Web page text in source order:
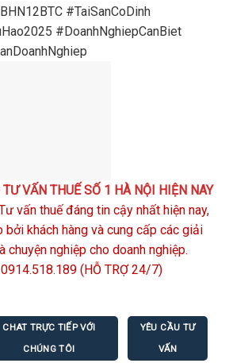
#TaiSanCoDinh
#DoanhNghiepCanBiet
VẤN THUẾ SỐ 1 HÀ NỘI HIỆN NAY
vấn thuế đáng tin cậy nhất hiện nay,
khách hàng và cung cấp các giải
chuyện nghiệp cho doanh nghiệp.
0914.518.189 (HỖ TRỢ 24/7)
CHAT TRỰC TIẾP VỚI
CHÚNG TÔI
YÊU CẦU TƯ
VẤN